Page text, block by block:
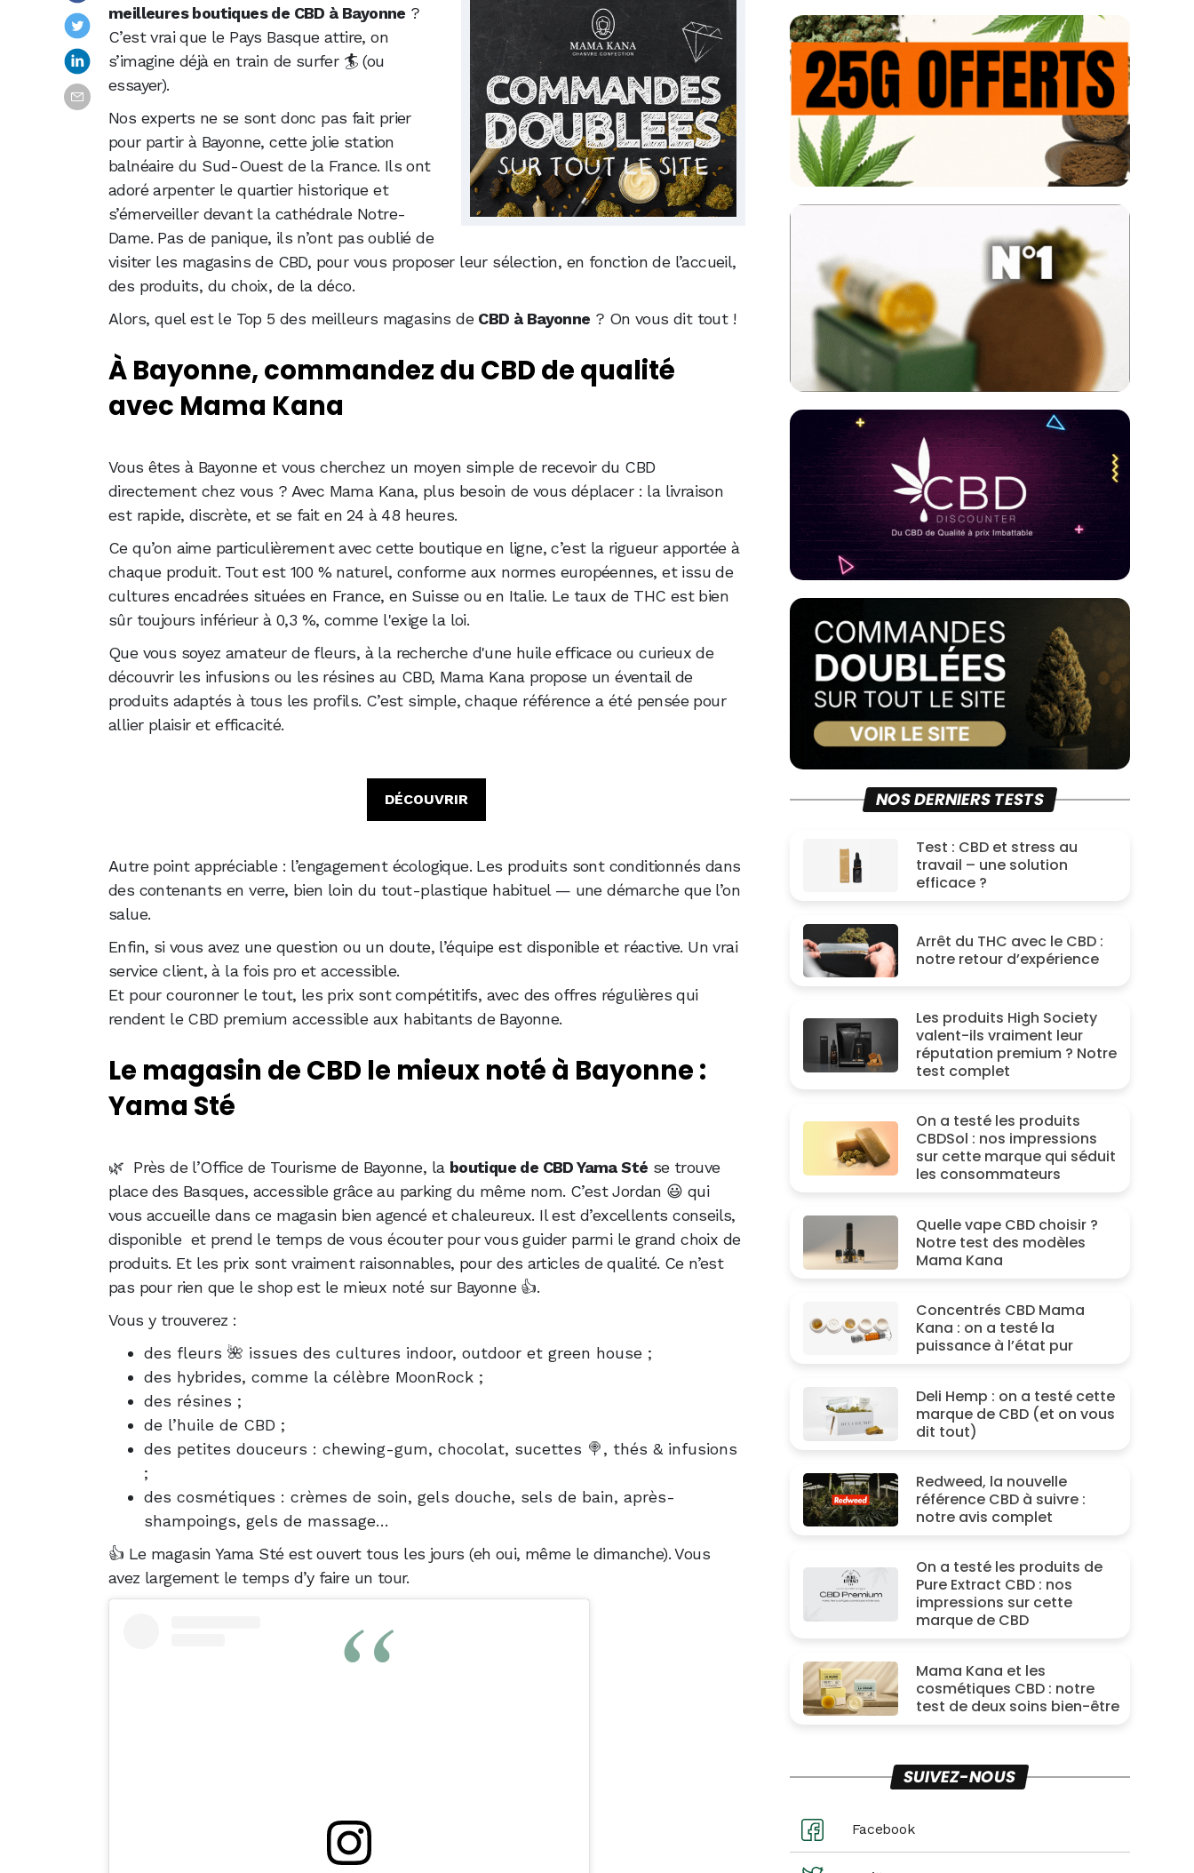
meilleures boutiques de CBD à Bayonne ?
C’est vrai que le Pays Basque attire, on
s’imagine déjà en train de surfer 🏄 (ou
essayer).
Nos experts ne se sont donc pas fait prier
pour partir à Bayonne, cette jolie station
balnéaire du Sud-Ouest de la France. Ils ont
adoré arpenter le quartier historique et
s’émerveiller devant la cathédrale Notre-
Dame. Pas de panique, ils n’ont pas oublié de
visiter les magasins de CBD, pour vous proposer leur sélection, en fonction de l’accueil,
des produits, du choix, de la déco.
Alors, quel est le Top 5 des meilleurs magasins de CBD à Bayonne ? On vous dit tout !
À Bayonne, commandez du CBD de qualité
avec Mama Kana
Vous êtes à Bayonne et vous cherchez un moyen simple de recevoir du CBD
directement chez vous ? Avec Mama Kana, plus besoin de vous déplacer : la livraison
est rapide, discrète, et se fait en 24 à 48 heures.
Ce qu’on aime particulièrement avec cette boutique en ligne, c’est la rigueur apportée à
chaque produit. Tout est 100 % naturel, conforme aux normes européennes, et issu de
cultures encadrées situées en France, en Suisse ou en Italie. Le taux de THC est bien
sûr toujours inférieur à 0,3 %, comme l'exige la loi.
Que vous soyez amateur de fleurs, à la recherche d'une huile efficace ou curieux de
découvrir les infusions ou les résines au CBD, Mama Kana propose un éventail de
produits adaptés à tous les profils. C’est simple, chaque référence a été pensée pour
allier plaisir et efficacité.
DÉCOUVRIR
Autre point appréciable : l’engagement écologique. Les produits sont conditionnés dans
des contenants en verre, bien loin du tout-plastique habituel — une démarche que l’on
salue.
Enfin, si vous avez une question ou un doute, l’équipe est disponible et réactive. Un vrai
service client, à la fois pro et accessible.
Et pour couronner le tout, les prix sont compétitifs, avec des offres régulières qui
rendent le CBD premium accessible aux habitants de Bayonne.
Le magasin de CBD le mieux noté à Bayonne :
Yama Sté
🌿 Près de l’Office de Tourisme de Bayonne, la boutique de CBD Yama Sté se trouve
place des Basques, accessible grâce au parking du même nom. C’est Jordan 😃 qui
vous accueille dans ce magasin bien agencé et chaleureux. Il est d’excellents conseils,
disponible et prend le temps de vous écouter pour vous guider parmi le grand choix de
produits. Et les prix sont vraiment raisonnables, pour des articles de qualité. Ce n’est
pas pour rien que le shop est le mieux noté sur Bayonne 👍.
Vous y trouverez :
des fleurs 🌺 issues des cultures indoor, outdoor et green house ;
des hybrides, comme la célèbre MoonRock ;
des résines ;
de l’huile de CBD ;
des petites douceurs : chewing-gum, chocolat, sucettes 🍭, thés & infusions
;
des cosmétiques : crèmes de soin, gels douche, sels de bain, après-
shampoings, gels de massage…
👍 Le magasin Yama Sté est ouvert tous les jours (eh oui, même le dimanche). Vous
avez largement le temps d’y faire un tour.
NOS DERNIERS TESTS
Test : CBD et stress au
travail – une solution
efficace ?
Arrêt du THC avec le CBD :
notre retour d’expérience
Les produits High Society
valent-ils vraiment leur
réputation premium ? Notre
test complet
On a testé les produits
CBDSol : nos impressions
sur cette marque qui séduit
les consommateurs
Quelle vape CBD choisir ?
Notre test des modèles
Mama Kana
Concentrés CBD Mama
Kana : on a testé la
puissance à l’état pur
Deli Hemp : on a testé cette
marque de CBD (et on vous
dit tout)
Redweed, la nouvelle
référence CBD à suivre :
notre avis complet
On a testé les produits de
Pure Extract CBD : nos
impressions sur cette
marque de CBD
Mama Kana et les
cosmétiques CBD : notre
test de deux soins bien-être
SUIVEZ-NOUS
Facebook